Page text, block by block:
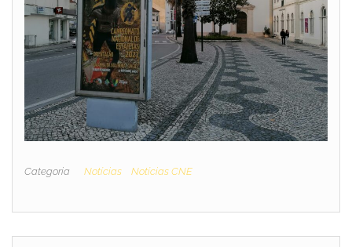
Categoria Notícias Notícias CNE